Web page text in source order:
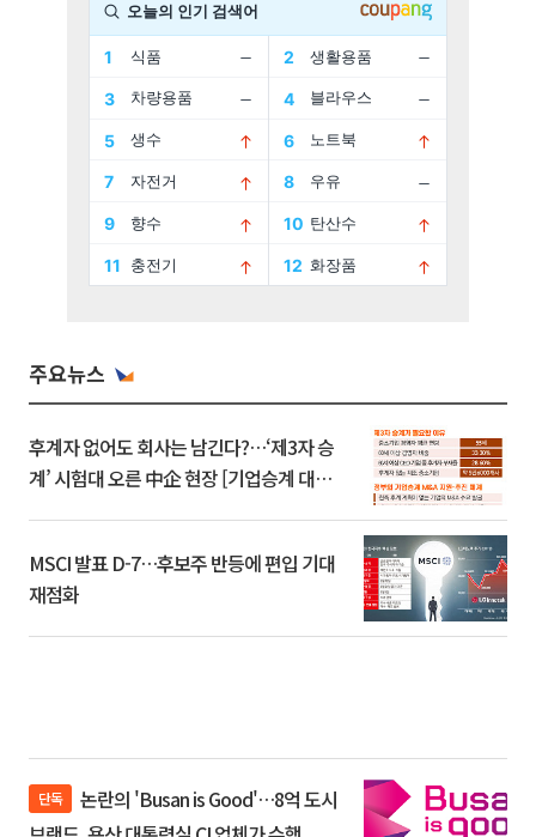
주요뉴스
후계자 없어도 회사는 남긴다?…‘제3자 승
계’ 시험대 오른 中企 현장 [기업승계 대전
MSCI 발표 D-7…후보주 반등에 편입 기대
재점화
단독